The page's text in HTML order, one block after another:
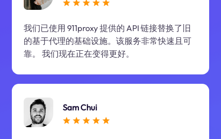
我们已使用 911proxy 提供的 API 链接替换了旧
的基于代理的基础设施。该服务非常快速且可
靠。 我们现在正在变得更好。
Sam Chui